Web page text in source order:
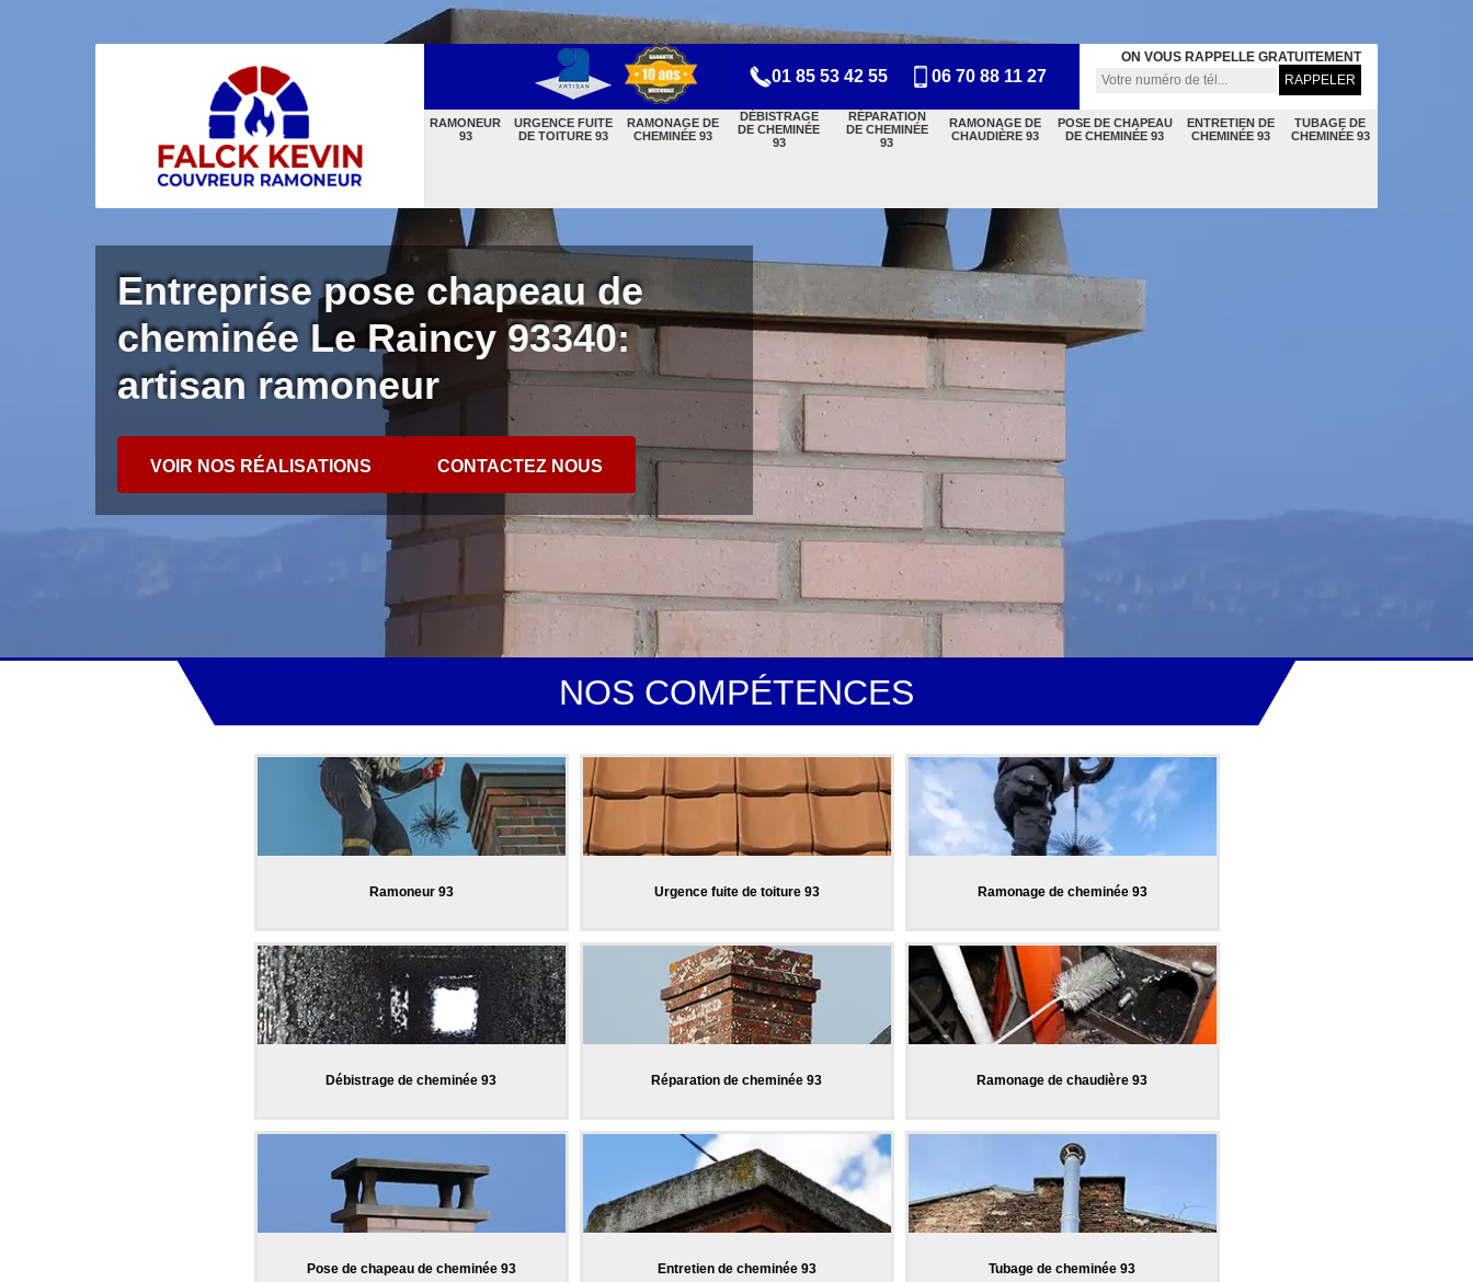
RAMONEUR
93
URGENCE FUITE
DE TOITURE 93
RAMONAGE DE
CHEMINÉE 93
DÉBISTRAGE
DE CHEMINÉE
93
RÉPARATION
DE CHEMINÉE
93
RAMONAGE DE
CHAUDIÈRE 93
POSE DE CHAPEAU
DE CHEMINÉE 93
ENTRETIEN DE
CHEMINÉE 93
TUBAGE DE
CHEMINÉE 93
01 85 53 42 55 06 70 88 11 27
ON VOUS RAPPELLE GRATUITEMENT
Entreprise pose chapeau de
cheminée Le Raincy 93340:
artisan ramoneur
VOIR NOS RÉALISATIONS CONTACTEZ NOUS
NOS COMPÉTENCES
Ramoneur 93 Urgence fuite de toiture 93 Ramonage de cheminée 93
Débistrage de cheminée 93 Réparation de cheminée 93 Ramonage de chaudière 93
Pose de chapeau de cheminée 93 Entretien de cheminée 93 Tubage de cheminée 93